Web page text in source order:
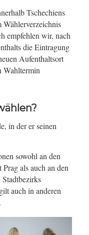
Tschechiens
Wählerverzeichnis
empfehlen wir, nach
die Eintragung
Aufenthaltsort
Wahltermin
in der er seinen
sowohl an den
als auch an den
auch in anderen